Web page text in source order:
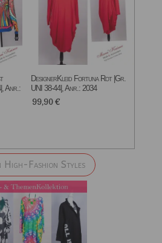
Anr.:
DesignerKleid Fortuna Rot |Gr.
UNI 38-44|, Anr.: 2034
99,90€
High-Fashion Styles